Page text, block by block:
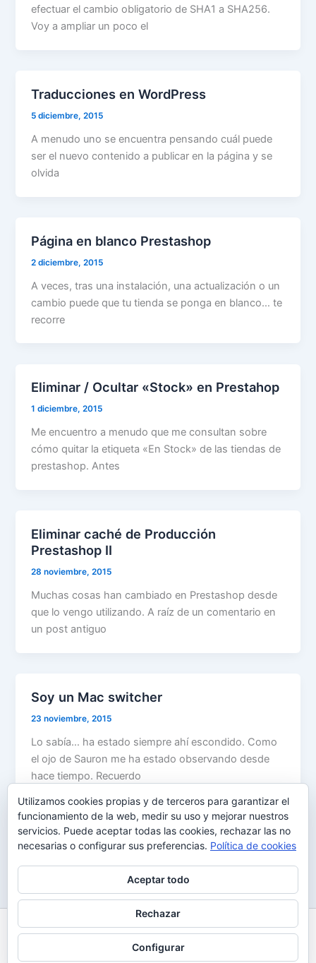
efectuar el cambio obligatorio de SHA1 a SHA256.
Voy a ampliar un poco el
Traducciones en WordPress
5 diciembre, 2015
A menudo uno se encuentra pensando cuál puede
ser el nuevo contenido a publicar en la página y se
olvida
Página en blanco Prestashop
2 diciembre, 2015
A veces, tras una instalación, una actualización o un
cambio puede que tu tienda se ponga en blanco… te
recorre
Eliminar / Ocultar «Stock» en Prestahop
1 diciembre, 2015
Me encuentro a menudo que me consultan sobre
cómo quitar la etiqueta «En Stock» de las tiendas de
prestashop. Antes
Eliminar caché de Producción
Prestashop II
28 noviembre, 2015
Muchas cosas han cambiado en Prestashop desde
que lo vengo utilizando. A raíz de un comentario en
un post antiguo
Soy un Mac switcher
23 noviembre, 2015
Lo sabía… ha estado siempre ahí escondido. Como
el ojo de Sauron me ha estado observando desde
hace tiempo. Recuerdo
1 2 … 6 Siguiente→
Todos los derechos © 2026 Uy Perdón
Utilizamos cookies propias y de terceros para garantizar el
funcionamiento de la web, medir su uso y mejorar nuestros
servicios. Puede aceptar todas las cookies, rechazar las no
necesarias o configurar sus preferencias. Política de cookies
Aceptar todo
Rechazar
Configurar